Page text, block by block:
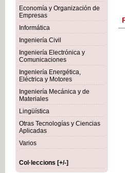
Economía y Organización de
Empresas
Informática
Ingeniería Civil
Ingeniería Electrónica y
Comunicaciones
Ingeniería Energética,
Eléctrica y Motores
Ingeniería Mecánica y de
Materiales
Lingüística
Otras Tecnologías y Ciencias
Aplicadas
Varios
Col·leccions [+/-]